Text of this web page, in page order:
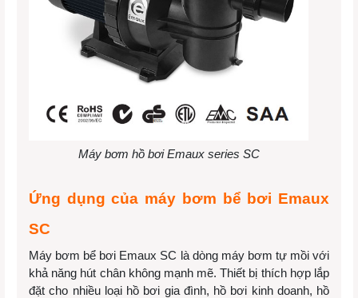
Máy bơm hồ bơi Emaux series SC
Ứng dụng của máy bơm bể bơi Emaux
SC
Máy bơm bể bơi Emaux SC là dòng máy bơm tự mồi với
khả năng hút chân không mạnh mẽ. Thiết bị thích hợp lắp
đặt cho nhiều loại hồ bơi gia đình, hồ bơi kinh doanh, hồ